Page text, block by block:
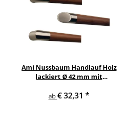
Ami Nussbaum Handlauf Holz
lackiert Ø 42 mm mit
ab€ 32,31 *